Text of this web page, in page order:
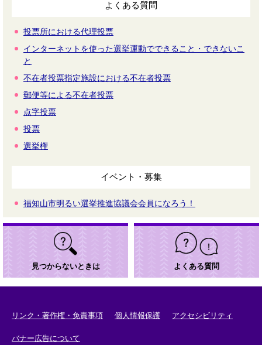
よくある質問
投票所における代理投票
インターネットを使った選挙運動でできること・できないこ
と
不在者投票指定施設における不在者投票
郵便等による不在者投票
点字投票
投票
選挙権
イベント・募集
福知山市明るい選挙推進協議会会員になろう！
見つからないときは よくある質問
リンク・著作権・免責事項 個人情報保護 アクセシビリティ
バナー広告について